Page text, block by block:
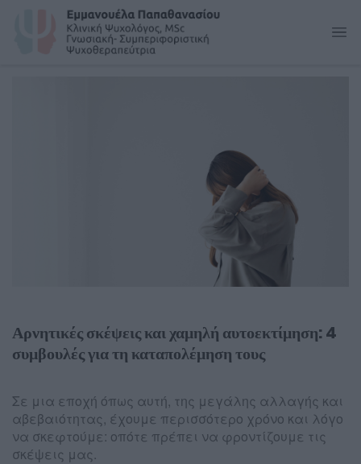
Αρνητικές σκέψεις και χαμηλή αυτοεκτίμηση: 4
συμβουλές για τη καταπολέμηση τους
Σε μια εποχή όπως αυτή, της μεγάλης αλλαγής και
αβεβαιότητας, έχουμε περισσότερο χρόνο και λόγο
να σκεφτούμε: οπότε πρέπει να φροντίζουμε τις
σκέψεις μας.